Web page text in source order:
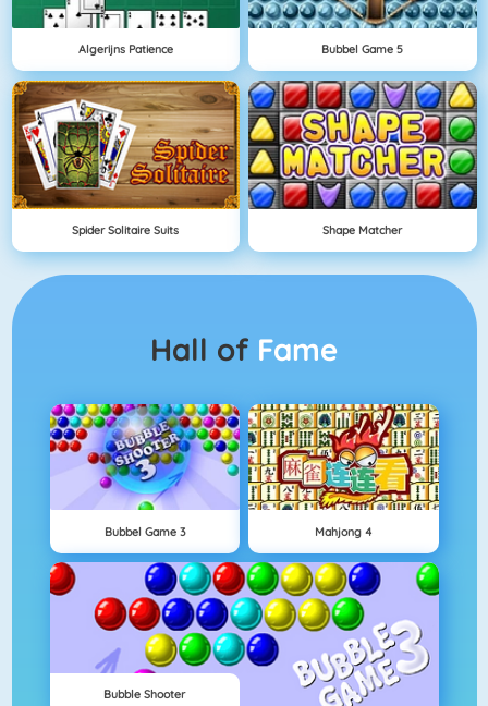
Algerijns Patience Bubbel Game 5
Spider Solitaire Suits Shape Matcher
Hall of Fame
Bubbel Game 3 Mahjong 4
Bubble Shooter